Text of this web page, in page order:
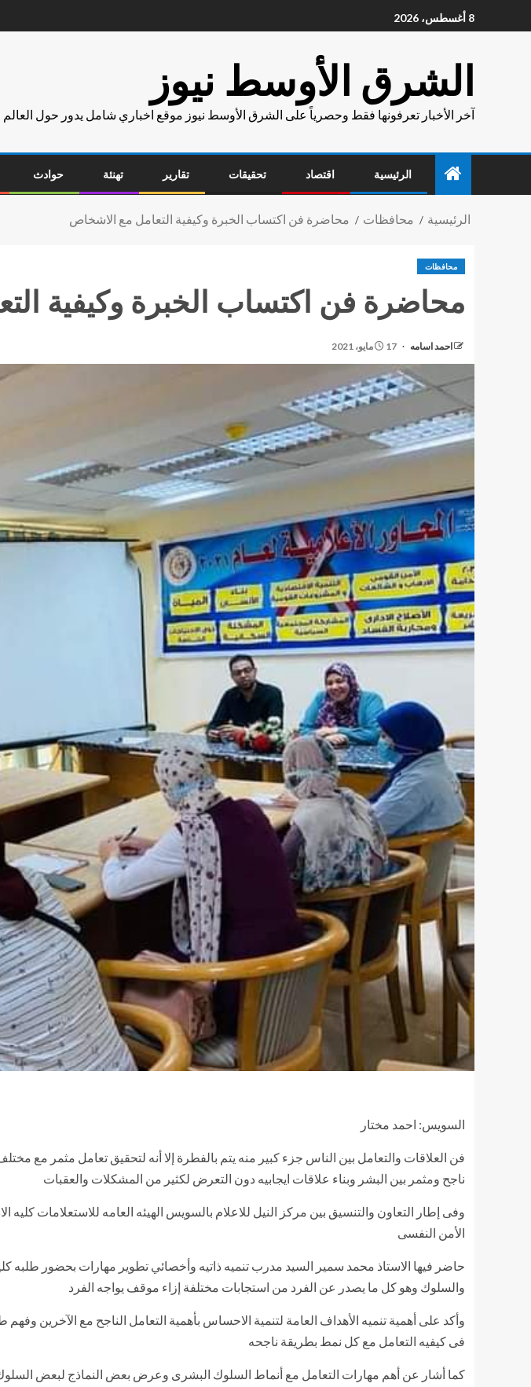
8 أغسطس، 2026
الشرق الأوسط نيوز
آخر الأخبار تعرفونها فقط وحصرياً على الشرق الأوسط نيوز موقع اخباري شامل يدور حول العالم
الرئيسية اقتصاد تحقيقات تقارير تهنئة حوادث
الرئيسية محافظات محاضرة فن اكتساب الخبرة وكيفية التعامل مع الاشخاص
محافظات
محاضرة فن اكتساب الخبرة وكيفية
احمد اسامه 17 مايو، 2021
السويس: احمد مختار
فن العلاقات والتعامل بين الناس جزء كبير منه يتم بالفطرة إلا أنه لتحقيق تعامل مثمر مع
ناجح ومثمر بين البشر وبناء علاقات ايجابيه دون التعرض لكثير من المشكلات والعقبات
وفى إطار التعاون والتنسيق بين مركز النيل للاعلام بالسويس الهيئه العامه للاستعلامات
الأمن النفسى
حاضر فيها الاستاذ محمد سمير السيد مدرب تنميه ذاتيه وأخصائي تطوير مهارات بحضور طلبه
والسلوك وهو كل ما يصدر عن الفرد من استجابات مختلفة إزاء موقف يواجه الفرد
وأكد على أهمية تنميه الأهداف العامة لتنمية الاحساس بأهمية التعامل الناجح مع
فى كيفيه التعامل مع كل نمط بطريقة ناجحه
كما أشار عن أهم مهارات التعامل مع أنماط السلوك البشرى وعرض بعض النماذج لبعض السلوك